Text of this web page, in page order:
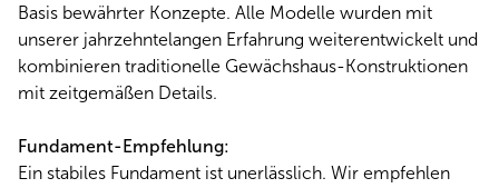
Basis bewährter Konzepte. Alle Modelle wurden mit
unserer jahrzehntelangen Erfahrung weiterentwickelt und
kombinieren traditionelle Gewächshaus-Konstruktionen
mit zeitgemäßen Details.
Fundament-Empfehlung:
Ein stabiles Fundament ist unerlässlich. Wir empfehlen